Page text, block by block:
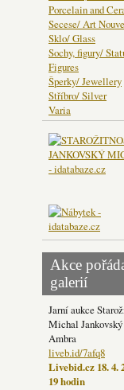
Porcelain and
Secese/ Art
Sklo/ Glass
Sochy, figury/
Figures
Šperky/ Jewellery
Stříbro/ Silver
Varia
Akce
galerií
Jarní aukce
Michal
Ambra
liveb.id/7afq8
Livebid.cz 18. 4.
19 hodin